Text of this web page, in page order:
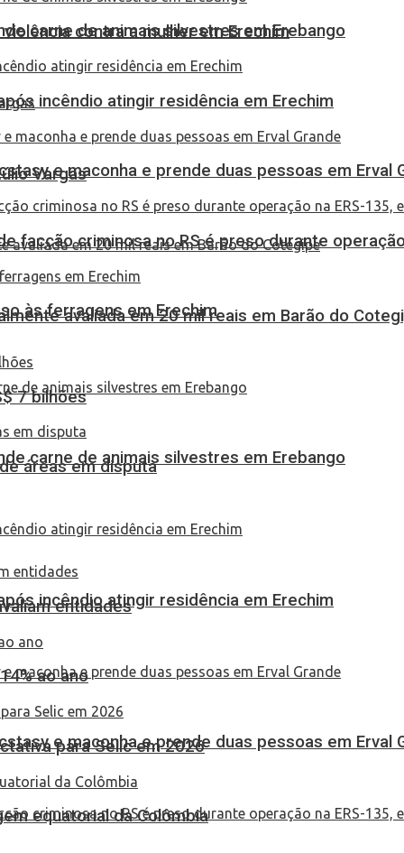
contra a mulher em Erechim
Vargas
avaliada em 20 mil reais em Barão do
carne de animais silvestres em Erebango
incêndio atingir residência em Erechim
e maconha e prende duas pessoas em Erval
carne de animais silvestres em Erebango
incêndio atingir residência em Erechim
e maconha e prende duas pessoas em Erval
facção criminosa no RS é preso durante
às ferragens em Erechim
7 bilhões
áreas em disputa
entidades
ao ano
para Selic em 2026
equatorial da Colômbia